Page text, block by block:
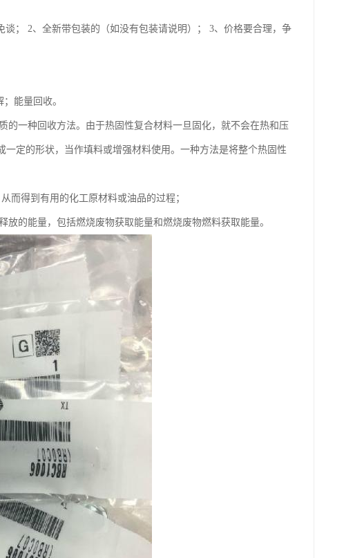
； 2、全新带包装的（如没有包装请说明）； 3、价格要合理，争
能量回收。
的一种回收方法。由于热固性复合材料一旦固化，就不会在热和压
定的形状，当作填料或增强材料使用。一种方法是将整个热固性
而得到有用的化工原材料或油品的过程；
的能量，包括燃烧废物获取能量和燃烧废物燃料获取能量。